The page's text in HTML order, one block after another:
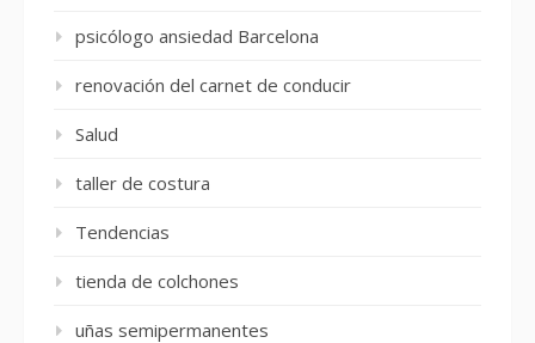
psicólogo ansiedad Barcelona
renovación del carnet de conducir
Salud
taller de costura
Tendencias
tienda de colchones
uñas semipermanentes